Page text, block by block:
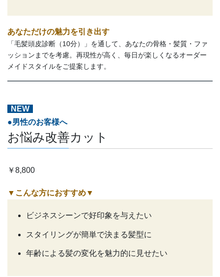
あなただけの魅力を引き出す
「毛髪頭皮診断（10分）」を通して、あなたの骨格・髪質・ファ
ッションまでを考慮。再現性が高く、毎日が楽しくなるオーダー
メイドスタイルをご提案します。
NEW
●男性のお客様へ
お悩み改善カット
￥8,800
▼こんな方におすすめ▼
ビジネスシーンで好印象を与えたい
スタイリングが簡単で決まる髪型に
年齢による髪の変化を魅力的に見せたい